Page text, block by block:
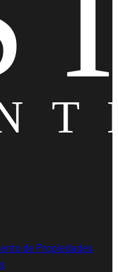
de Propiedades